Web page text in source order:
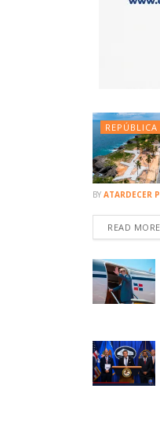
REPÚBLICA
BY ATARDECER
READ MORE